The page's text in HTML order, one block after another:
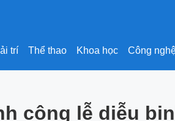
trí Thể thao Khoa học Công
công lễ diễu